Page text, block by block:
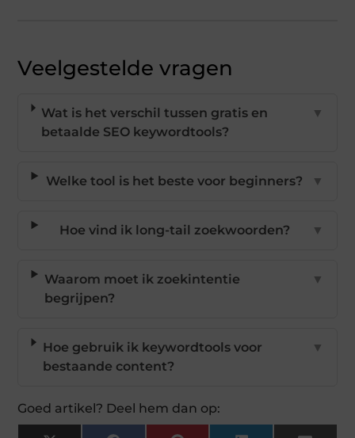
Veelgestelde vragen
Wat is het verschil tussen gratis en
betaalde SEO keywordtools?
▼
Welke tool is het beste voor beginners? ▼
Hoe vind ik long-tail zoekwoorden? ▼
Waarom moet ik zoekintentie
begrijpen?
▼
Hoe gebruik ik keywordtools voor
bestaande content?
▼
Goed artikel? Deel hem dan op: